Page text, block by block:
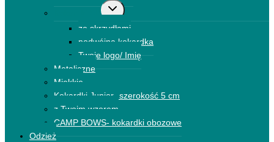
Przełącz
menu
ze skrzydłami
podwójna kokardka
Twoje logo/ Imię
Metaliczne
Miękkie
Kokardki Junior- szerokość 5 cm
z Twoim wzorem
CAMP BOWS- kokardki obozowe
Odzież